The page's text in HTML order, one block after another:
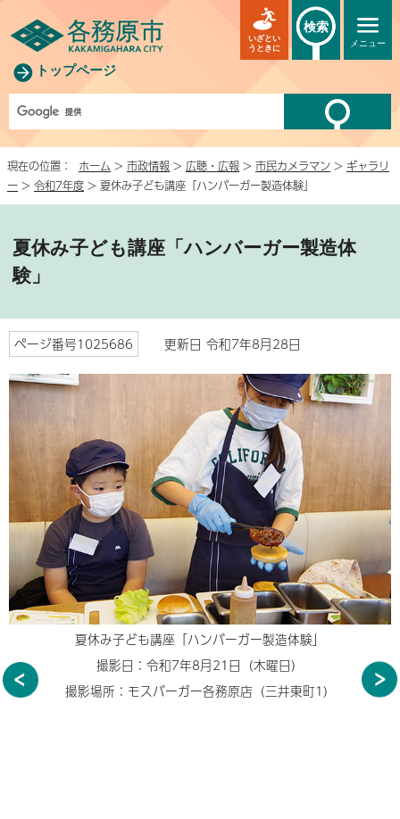
トップページ
メニュー
いざとい
うときに
検索
現在の位置： ホーム > 市政情報 > 広聴・広報 > 市民カメラマン > ギャラリ
ー > 令和7年度 > 夏休み子ども講座「ハンバーガー製造体験」
夏休み子ども講座「ハンバーガー製造体
験」
ページ番号1025686 更新日 令和7年8月28日
夏休み子ども講座「ハンバーガー製造体験」
撮影日：令和7年8月21日（木曜日）
撮影場所：モスバーガー各務原店（三井東町1）